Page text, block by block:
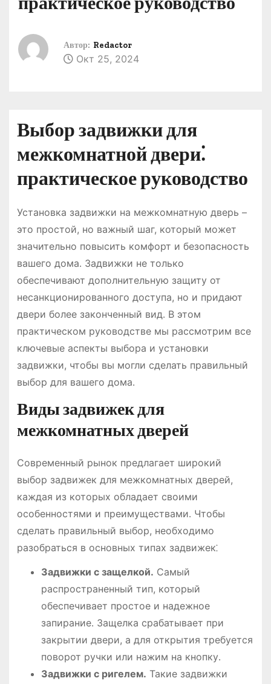
Автор: Redactor
Окт 25, 2024
Выбор задвижки для
межкомнатной двери⁚
практическое руководство
Установка задвижки на межкомнатную дверь –
это простой, но важный шаг, который может
значительно повысить комфорт и безопасность
вашего дома․ Задвижки не только
обеспечивают дополнительную защиту от
несанкционированного доступа, но и придают
двери более законченный вид․ В этом
практическом руководстве мы рассмотрим все
ключевые аспекты выбора и установки
задвижки, чтобы вы могли сделать правильный
выбор для вашего дома․
Виды задвижек для
межкомнатных дверей
Современный рынок предлагает широкий
выбор задвижек для межкомнатных дверей,
каждая из которых обладает своими
особенностями и преимуществами․ Чтобы
сделать правильный выбор, необходимо
разобраться в основных типах задвижек⁚
Задвижки с защелкой․ Самый
распространенный тип, который
обеспечивает простое и надежное
запирание․ Защелка срабатывает при
закрытии двери, а для открытия требуется
поворот ручки или нажим на кнопку․
Задвижки с ригелем․ Такие задвижки